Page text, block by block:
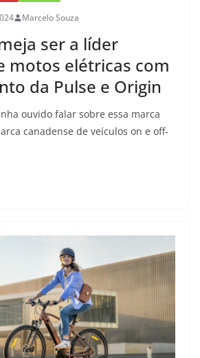
Marcelo Souza
ser a líder
motos elétricas com
da Pulse e Origin
ouvido falar sobre essa marca
canadense de veículos on e off-